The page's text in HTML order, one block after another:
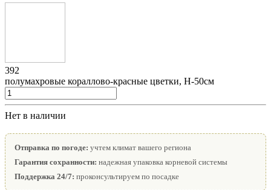
392
полумахровые кораллово-красные цветки, Н-50см
Нет в наличии
Отправка по погоде: учтем климат вашего региона
Гарантия сохранности: надежная упаковка корневой системы
Поддержка 24/7: проконсультируем по посадке